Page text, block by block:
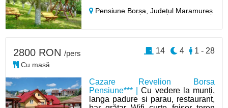
Pensiune Borșa,Județul Maramureș
Cazare Revelion Borsa
Pensiune*** |Cu vedere la munți,
langa padure si parau, restaurant,
2800 RON /pers
Cu masă
1 - 28
4
14